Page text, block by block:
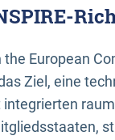
European
Ziel, eine